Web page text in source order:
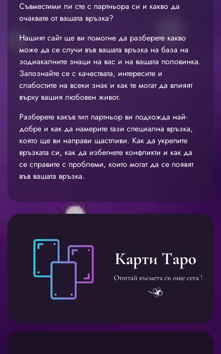
Съвместими ли сте с партньора си и какво да
очаквате от вашата връзка?
Нашият сайт ще ви помогне да разберете какво
може да се случи във вашата връзка на база на
зодиакалните знаци на вас и на вашата половинка.
Запознайте се с качествата, интересите и
слабостите на всеки знак и как те могат да влияят
върху вашия любовен живот.
Разберете какъв тип партньор ви подхожда най-
добре и как да намерите тази специална връзка,
която ще ви направи щастливи. Как да укрепите
връзката си, как да избегнете конфликти и как да
се справите с проблеми, които могат да се появят
във вашата връзка.